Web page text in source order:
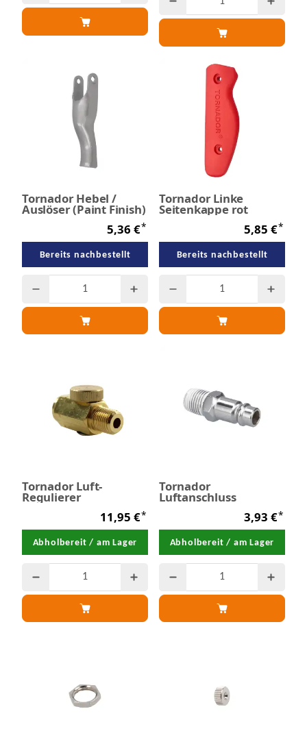
Tornador Hebel /
Auslöser (Paint Finish)
5,36 €*
Bereits nachbestellt
Tornador Linke
Seitenkappe rot
5,85 €*
Bereits nachbestellt
Tornador Luft-
Regulierer
11,95 €*
Abholbereit / am Lager
Tornador
Luftanschluss
3,93 €*
Abholbereit / am Lager